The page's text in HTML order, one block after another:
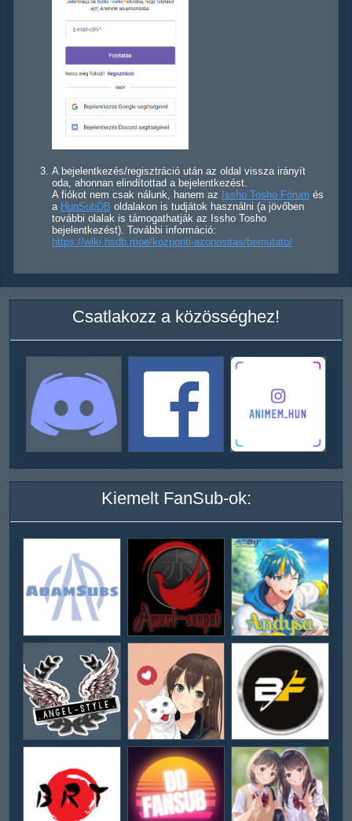
A bejelentkezés/regisztráció után az oldal vissza irányít
oda, ahonnan elindítottad a bejelentkezést.
A fiókot nem csak nálunk, hanem az Issho Tosho Fórum és
a HunSubDB oldalakon is tudjátok használni (a jövőben
további olalak is támogathatják az Issho Tosho
bejelentkezést). További információ:
https://wiki.hsdb.moe/kozponti-azonositas/bemutato/
Csatlakozz a közösséghez!
Kiemelt FanSub-ok: